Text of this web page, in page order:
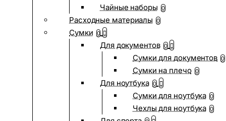
Чайные наборы 0
Расходные материалы 0
Сумки 0
Для документов 0
Сумки для документов 0
Сумки на плечо 0
Для ноутбука 0
Сумки для ноутбука 0
Чехлы для ноутбука 0